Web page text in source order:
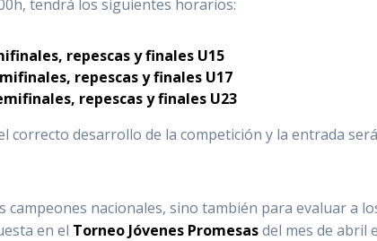
tendrá los siguientes horarios:
repescas y finales U15
repescas y finales U17
repescas y finales U23
correcto desarrollo de la competición y la entrada será
nacionales, sino también para evaluar a
en el Torneo Jóvenes Promesasdel mes de abril